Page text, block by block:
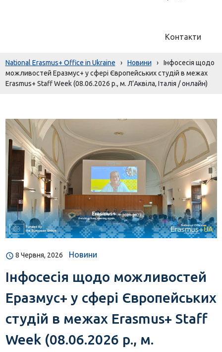
Контакти
National Erasmus+ Office in Ukraine › Новини ›
Інфосесія щодо
можливостей Еразмус+ у сфері Європейських студій в межах
Erasmus+ Staff Week (08.06.2026 р., м. Л’Аквіла, Італія / онлайн)
8 Червня, 2026 Новини
Інфосесія щодо можливостей
Еразмус+ у сфері Європейських
студій в межах Erasmus+ Staff
Week (08.06.2026 р., м.